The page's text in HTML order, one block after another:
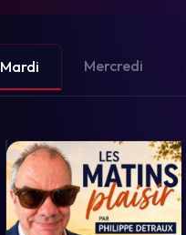
Mardi Mercredi